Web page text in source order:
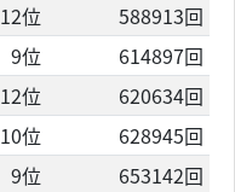
12位
588913回
9位
614897回
12位
620634回
10位
628945回
9位
653142回